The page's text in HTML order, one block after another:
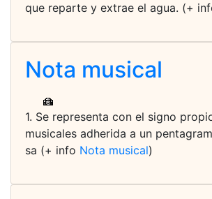
que reparte y extrae el agua. (+
Nota musical
1. Se representa con el signo
musicales adherida a un
sa (+ info Nota musical)